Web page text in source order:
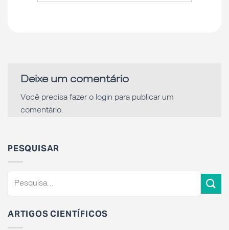
Deixe um comentário
Você precisa fazer o login para publicar um
comentário.
PESQUISAR
ARTIGOS CIENTÍFICOS